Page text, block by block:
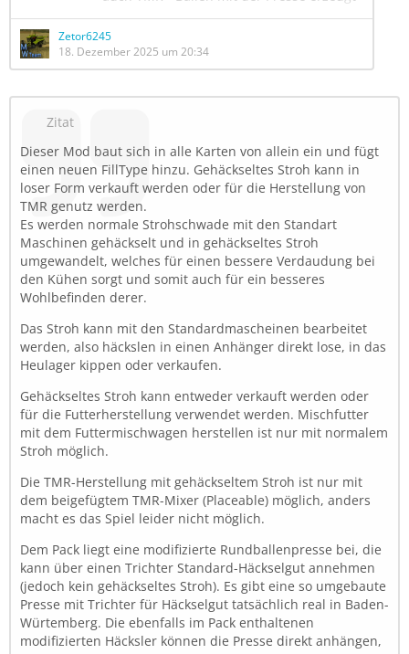
werden. einfach TMR in den Tichter füllen
;)
Zetor6245
18. Dezember 2025 um 20:34
Zitat
Dieser Mod baut sich in alle Karten von allein ein und fügt
einen neuen FillType hinzu. Gehäckseltes Stroh kann in
loser Form verkauft werden oder für die Herstellung von
TMR genutz werden.
Es werden normale Strohschwade mit den Standart
Maschinen gehäckselt und in gehäckseltes Stroh
umgewandelt, welches für einen bessere Verdaudung bei
den Kühen sorgt und somit auch für ein besseres
Wohlbefinden derer.
Das Stroh kann mit den Standardmascheinen bearbeitet
werden, also häckslen in einen Anhänger direkt lose, in das
Heulager kippen oder verkaufen.
Gehäckseltes Stroh kann entweder verkauft werden oder
für die Futterherstellung verwendet werden. Mischfutter
mit dem Futtermischwagen herstellen ist nur mit normalem
Stroh möglich.
Die TMR-Herstellung mit gehäckseltem Stroh ist nur mit
dem beigefügtem TMR-Mixer (Placeable) möglich, anders
macht es das Spiel leider nicht möglich.
Dem Pack liegt eine modifizierte Rundballenpresse bei, die
kann über einen Trichter Standard-Häckselgut annehmen
(jedoch kein gehäckseltes Stroh). Es gibt eine so umgebaute
Presse mit Trichter für Häckselgut tatsächlich real in Baden-
Würtemberg. Die ebenfalls im Pack enthaltenen
modifizierten Häcksler können die Presse direkt anhängen,